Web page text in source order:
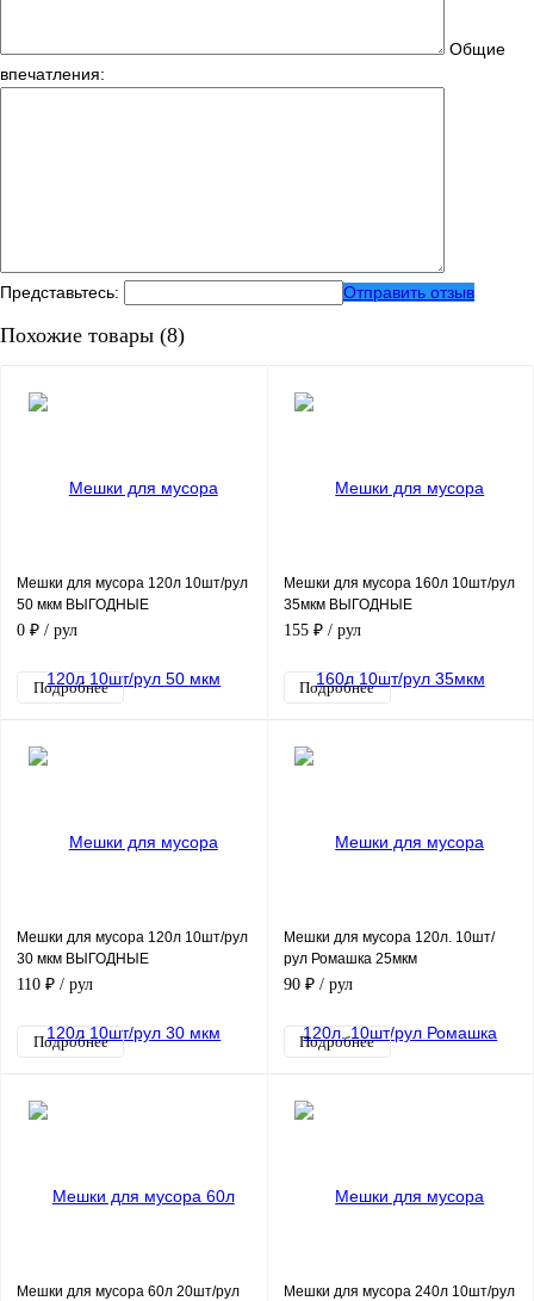
Общие
впечатления:
Представьтесь: Отправить отзыв
Похожие товары (8)
Мешки для мусора 120л 10шт/рул
50 мкм ВЫГОДНЫЕ
0 ₽ / рул
Подробнее
Мешки для мусора 160л 10шт/рул
35мкм ВЫГОДНЫЕ
155 ₽ / рул
Подробнее
Мешки для мусора 120л 10шт/рул
30 мкм ВЫГОДНЫЕ
110 ₽ / рул
Подробнее
Мешки для мусора 120л. 10шт/
рул Ромашка 25мкм
90 ₽ / рул
Подробнее
Мешки для мусора 60л 20шт/рул
Мешки для мусора 240л 10шт/рул